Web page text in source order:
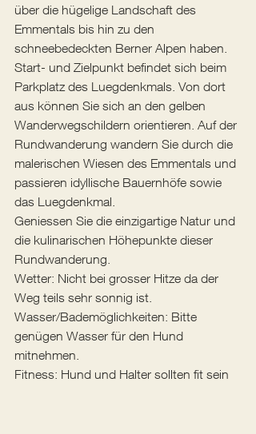
über die hügelige Landschaft des
Emmentals bis hin zu den
schneebedeckten Berner Alpen haben.
Start- und Zielpunkt befindet sich beim
Parkplatz des Luegdenkmals. Von dort
aus können Sie sich an den gelben
Wanderwegschildern orientieren. Auf der
Rundwanderung wandern Sie durch die
malerischen Wiesen des Emmentals und
passieren idyllische Bauernhöfe sowie
das Luegdenkmal.
Geniessen Sie die einzigartige Natur und
die kulinarischen Höhepunkte dieser
Rundwanderung.
Wetter: Nicht bei grosser Hitze da der
Weg teils sehr sonnig ist.
Wasser/Bademöglichkeiten: Bitte
genügen Wasser für den Hund
mitnehmen.
Fitness: Hund und Halter sollten fit sein